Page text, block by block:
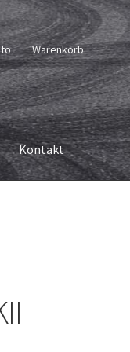
Warenkorb
Kontakt